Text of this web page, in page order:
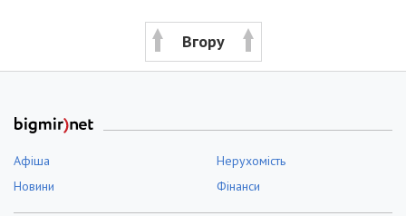
Вгору
Афіша
Нерухомість
Новини
Фінанси